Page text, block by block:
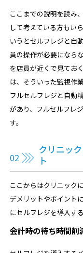
ここまでの説明を読み
して考えている方もい
いうとセルフレジと自
員の操作が必要になら
を店員が近くで見てお
は、そういった監視作
フルセルフレジと自動
があり、フルセルフレ
す。
クリニッ
ト
ここからはクリニック
デメリットやポイント
にセルフレジを導入す
会計時の待ち時間削